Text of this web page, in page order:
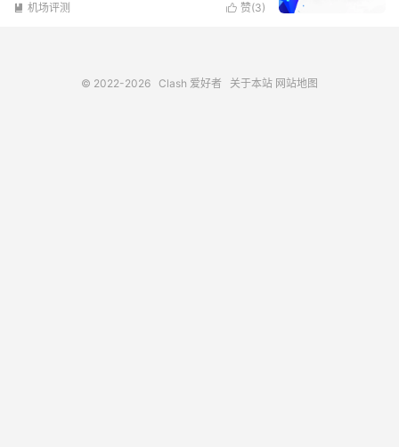
 赞(3)
 机场评测
© 2022-2026 Clash 爱好者 关于本站 网站地图